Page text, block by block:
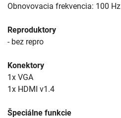
Obnovovacia frekvencia: 100 Hz
Reproduktory
- bez repro
Konektory
1x VGA
1x HDMI v1.4
Špeciálne funkcie